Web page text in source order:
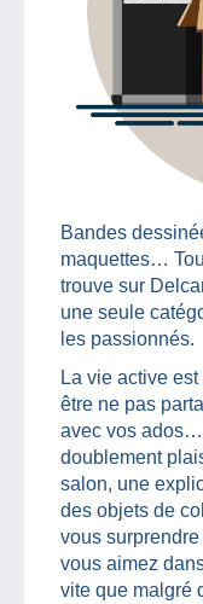
Bandes
maquettes…
trouve sur
une seule
les passionnés.
La vie active
être ne pas
avec vos
doublement
salon, une
des objets de
vous
vous aimez
vite que malgré